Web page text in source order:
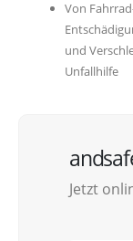
Von
und
Unfallhilfe
Jetzt